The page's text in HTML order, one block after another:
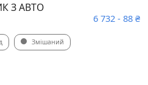
З АВТО
6 732 - 88 ₴
Змішаний